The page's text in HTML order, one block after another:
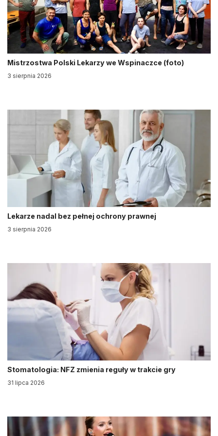
Mistrzostwa Polski Lekarzy we Wspinaczce (foto)
3 sierpnia 2026
Lekarze nadal bez pełnej ochrony prawnej
3 sierpnia 2026
Stomatologia: NFZ zmienia reguły w trakcie gry
31 lipca 2026